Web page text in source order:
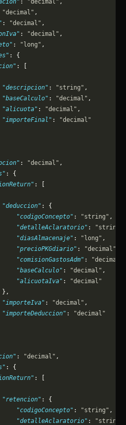
: "decimal" ,
"decimal" ,
: "decimal" ,
: "decimal" ,
: "long" ,
: {
: [
: "string" ,
: "decimal" ,
: "decimal" ,
:
"decimal"
: "decimal" ,
: {
: [
: {
"codigoConcepto"
: "string" ,
"detalleAclaratorio"
: "string"
"diasAlmacenaje"
: "long" ,
"precioPKGdiario"
: "decimal"
"comisionGastosAdm"
: "decimal"
"baseCalculo"
: "decimal" ,
"alicuotaIva"
:
"decimal"
},
: "decimal" ,
:
"decimal"
: "decimal" ,
: {
: [
: {
"codigoConcepto"
: "string" ,
"detalleAclaratorio"
: "string"